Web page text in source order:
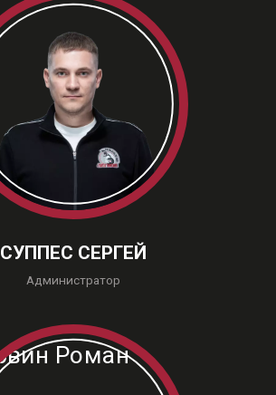
СУППЕС СЕРГЕЙ
Администратор